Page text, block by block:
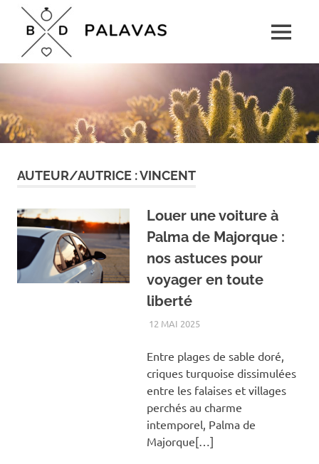
content
Boulevard
Le
détente
pour
toute
famille
MENU
AUTEUR/AUTRICE :VINCENT
Louer une voiture à
Palma de Majorque :
nos astuces pour
voyager en toute
liberté
12 MAI 2025VACANCES
Entre plages de sable doré,
criques turquoise dissimulées
entre les falaises et villages
perchés au charme
intemporel, Palma de
Majorque[…]